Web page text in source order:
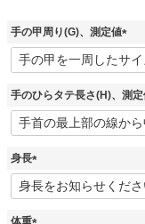
手の甲周り(G)、測定値
(
必
)
手のひらタテ長さ(H)、測
身長
(
必
体重